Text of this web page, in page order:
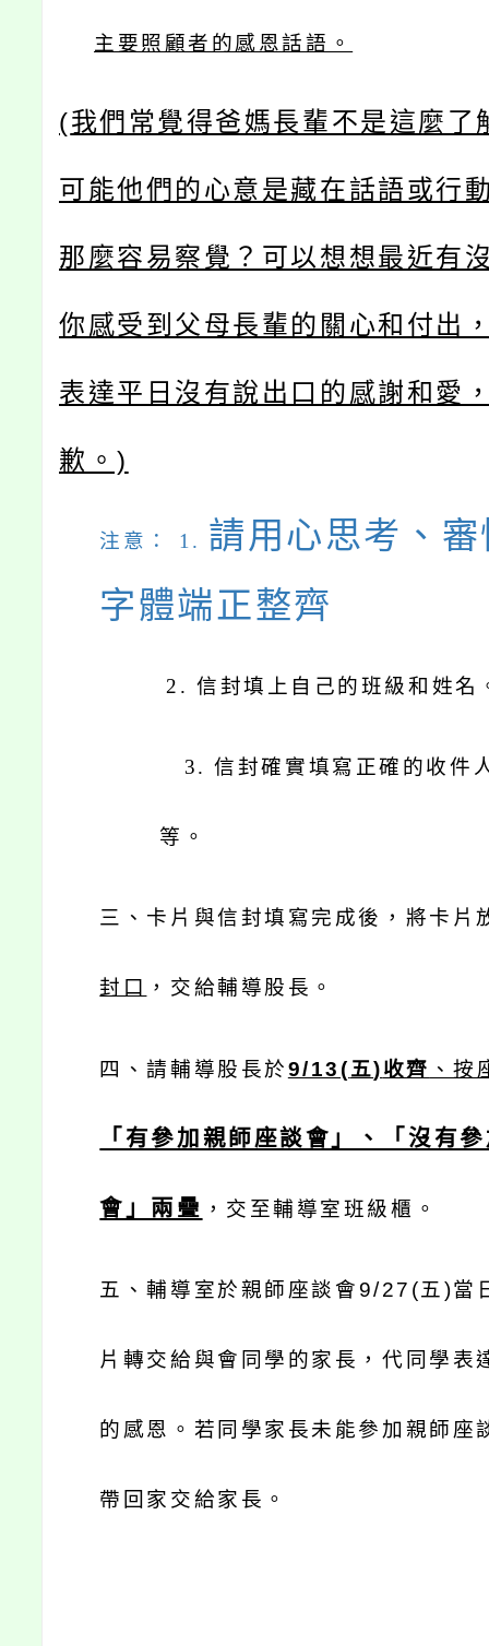
主要照顧者的感恩話語。
(我們常覺得爸媽長輩不是這麼了
可能他們的心意是藏在話語或行
那麼容易察覺？可以想想最近有
你感受到父母長輩的關心和付出
表達平日沒有說出口的感謝和愛
歉。)
注意： 1. 請用心思考、
字體端正整齊
2. 信封填上自己的班級和姓名
3.信封確實填寫正確的收件
等。
三、卡片與信封填寫完成後，將卡片
封口 ，交給輔導股長。
四、請輔導股長於9/13(五)收齊 、按
「有參加親師座談會」、「沒有
會」兩疊 ，交至輔導室班級櫃。
五、輔導室於親師座談會 9/27(五 )當
片轉交給與會同學的家長，代同學表
的感恩。若同學家長未能參加親師座
帶回家交給家長。